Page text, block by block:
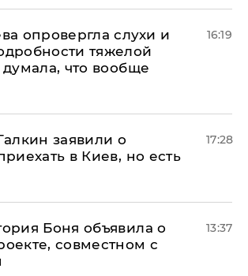
опровергла слухи и
тяжелой
что вообще
16:19
заявили о
в Киев, но есть
17:28
Боня объявила о
совместном с
13:37